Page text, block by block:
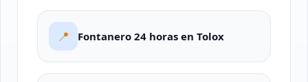
📍 Fontanero 24 horas en Tolox